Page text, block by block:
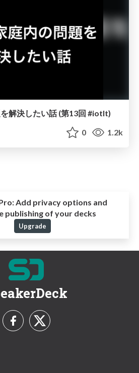
解決したい話 (第13回 #iotlt)
0 1.2k
Add privacy options and
publishing of your decks
Upgrade